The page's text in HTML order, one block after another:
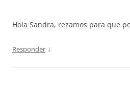
Hola Sandra, rezamos para que
Responder ↓